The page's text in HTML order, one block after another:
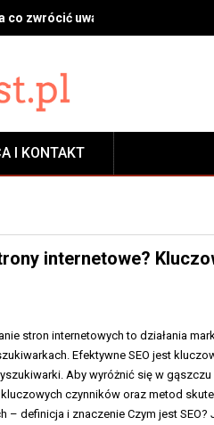
co zwrócić uwagę przy wyborze
I KONTAKT
internetowe?
stron internetowych to działania
Efektywne SEO jest
Aby wyróżnić się w
czynników oraz metod
– definicja i znaczenie Czym jest